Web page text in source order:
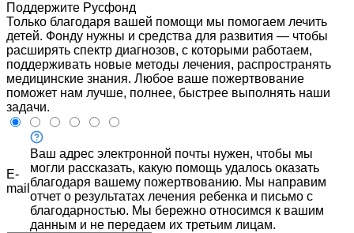
Поддержите Русфонд
Только благодаря вашей помощи мы помогаем лечить
детей. Фонду нужны и средства для развития — чтобы
расширять спектр диагнозов, с которыми работаем,
поддерживать новые методы лечения, распространять
медицинские знания. Любое ваше пожертвование
поможет нам лучше, полнее, быстрее выполнять наши
задачи.
E-
mail
Ваш адрес электронной почты нужен, чтобы мы
могли рассказать, какую помощь удалось оказать
благодаря вашему пожертвованию. Мы направим
отчет о результатах лечения ребенка и письмо с
благодарностью. Мы бережно относимся к вашим
данным и не передаем их третьим лицам.